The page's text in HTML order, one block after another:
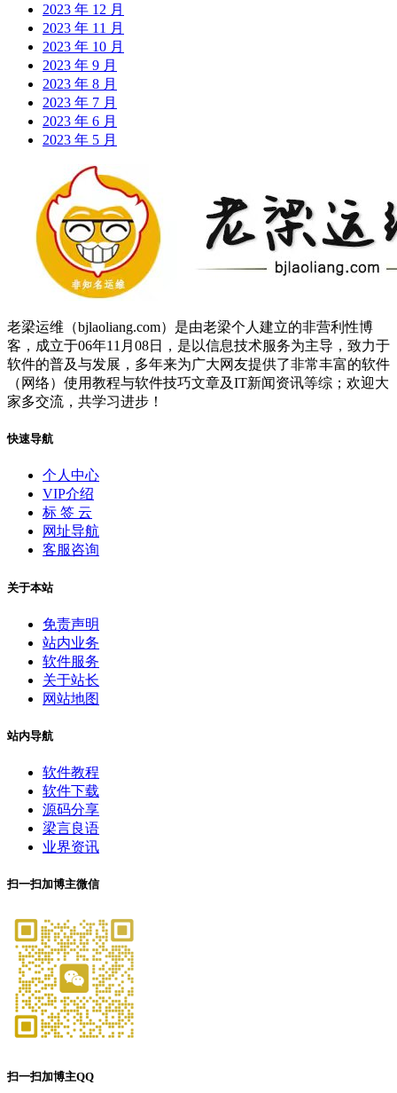
2023 年 12 月
2023 年 11 月
2023 年 10 月
2023 年 9 月
2023 年 8 月
2023 年 7 月
2023 年 6 月
2023 年 5 月
老梁运维（bjlaoliang.com）是由老梁个人建立的非营利性博
客，成立于06年11月08日，是以信息技术服务为主导，致力于
软件的普及与发展，多年来为广大网友提供了非常丰富的软件
（网络）使用教程与软件技巧文章及IT新闻资讯等综；欢迎大
家多交流，共学习进步！
快速导航
个人中心
VIP介绍
标 签 云
网址导航
客服咨询
关于本站
免责声明
站内业务
软件服务
关于站长
网站地图
站内导航
软件教程
软件下载
源码分享
梁言良语
业界资讯
扫一扫加博主微信
扫一扫加博主QQ